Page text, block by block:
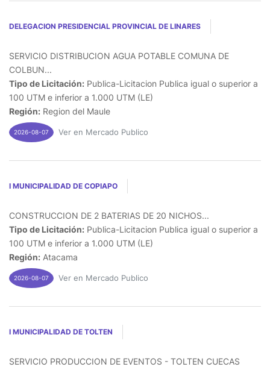
DELEGACION PRESIDENCIAL PROVINCIAL DE LINARES
SERVICIO DISTRIBUCION AGUA POTABLE COMUNA DE
COLBUN...
Tipo de Licitación: Publica-Licitacion Publica igual o superior a
100 UTM e inferior a 1.000 UTM (LE)
Región: Region del Maule
2026-08-07 Ver en Mercado Publico
I MUNICIPALIDAD DE COPIAPO
CONSTRUCCION DE 2 BATERIAS DE 20 NICHOS...
Tipo de Licitación: Publica-Licitacion Publica igual o superior a
100 UTM e inferior a 1.000 UTM (LE)
Región: Atacama
2026-08-07 Ver en Mercado Publico
I MUNICIPALIDAD DE TOLTEN
SERVICIO PRODUCCION DE EVENTOS - TOLTEN CUECAS